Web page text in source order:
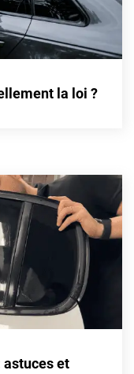
la loi ?
et